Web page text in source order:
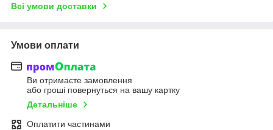
Всі умови доставки
Умови оплати
Ви отримаєте замовлення
або гроші повернуться на вашу картку
Детальніше
Оплатити частинами